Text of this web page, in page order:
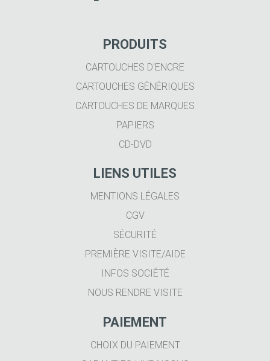
PRODUITS
CARTOUCHES D'ENCRE
CARTOUCHES GÉNÉRIQUES
CARTOUCHES DE MARQUES
PAPIERS
CD-DVD
LIENS UTILES
MENTIONS LÉGALES
CGV
SÉCURITÉ
PREMIÈRE VISITE/AIDE
INFOS SOCIÉTÉ
NOUS RENDRE VISITE
PAIEMENT
CHOIX DU PAIEMENT